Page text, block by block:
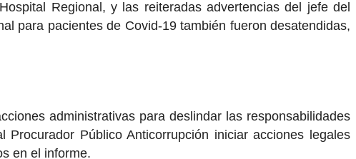
Regional, y las reiteradas advertencias del jefe del
para pacientes de Covid-19 también fueron desatendidas,
administrativas para deslindar las responsabilidades
Público Anticorrupción iniciar acciones legales
en el informe.